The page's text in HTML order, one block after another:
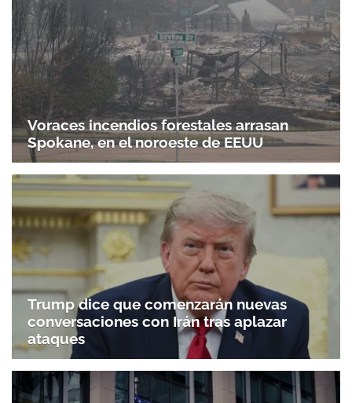
Voraces incendios forestales arrasan
Spokane, en el noroeste de EEUU
Trump dice que comenzarán nuevas
conversaciones con Irán tras aplazar
ataques